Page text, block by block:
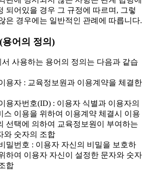
되어있을 경우 그 규정에 따르며, 그렇
은 경우에는 일반적인 관례에 따릅니다.
용어의 정의)
서 사용하는 용어의 정의는 다음과 같습
용자 : 교육정보원과 이용계약을 체결한
용자번호(ID) : 이용자 식별과 이용자의
스 이용을 위하여 이용계약 체결시 이용
선택에 의하여 교육정보원이 부여하는
와 숫자의 조합
밀번호 : 이용자 자신의 비밀을 보호하
하여 이용자 자신이 설정한 문자와 숫자
합